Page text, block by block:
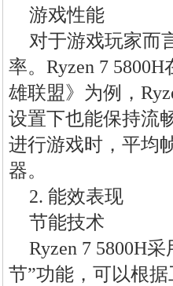
游戏性能
对于游戏玩家而
率。Ryzen 7
雄联盟》为例，
设置下也能保持流
进行游戏时，平均
器。
2. 能效表现
节能技术
Ryzen 7 5800H
节”功能，可以根